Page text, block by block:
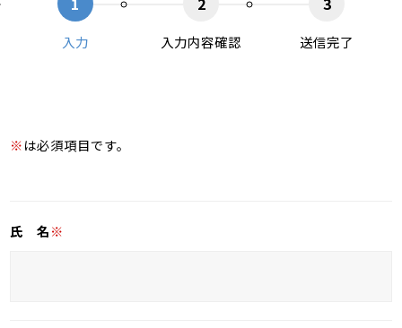
入力 入力内容確認 送信完了
※は必須項目です。
氏 名※